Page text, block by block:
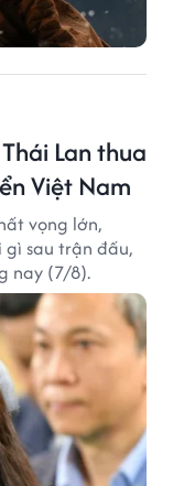
Lan thua
Việt Nam
vọng lớn,
sau trận đấu,
nay (7/8).